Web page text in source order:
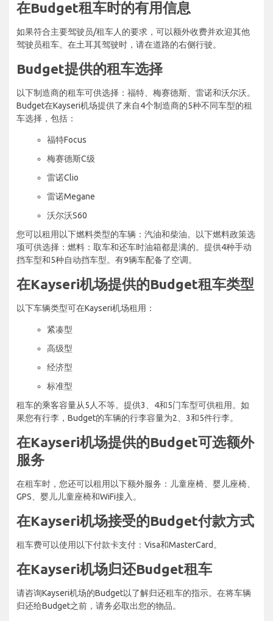
在Budget租车时的有用信息
如果符合主要驾驶员/租车人的要求，可以额外收费并欢迎其他
驾驶员租车。在土耳其驾驶时，请在道路的右侧行驶。
Budget提供的租车选择
以下制造商的租车可供选择：福特、梅赛德斯、雷诺和沃尔沃。
Budget在Kayseri机场提供了来自4个制造商的5种不同车型的租
车选择，包括：
福特Focus
梅赛德斯C级
雷诺Clio
雷诺Megane
沃尔沃S60
您可以租用以下燃料类型的车辆：汽油和柴油。以下燃料政策选
项可供选择：燃料：取车和还车时油箱都是满的。提供4种手动
挡车型和5种自动挡车型。有9辆车配备了空调。
在Kayseri机场提供的Budget租车类型
以下车辆类型可在Kayseri机场租用：
紧凑型
高级型
经济型
标准型
租车的乘客容量从5人不等。提供3、4和5门车型可供租用。如
果您有行李，Budget的车辆的行李容量为2、3和5件行李。
在Kayseri机场提供的Budget可选额外
服务
在租车时，您还可以租用以下额外服务：儿童座椅、婴儿座椅、
GPS、婴儿儿童座椅和WiFi接入。
在Kayseri机场接受的Budget付款方式
租车费可以使用以下付款卡支付：Visa和MasterCard。
在Kayseri机场归还Budget租车
请咨询Kayseri机场的Budget以了解归还租车的指示。在将车辆
归还给Budget之前，请务必取出您的物品。